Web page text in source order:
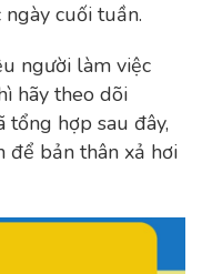
cuối tuần.
người làm việc
hãy theo dõi
tổng hợp sau đây,
để bản thân xả hơi